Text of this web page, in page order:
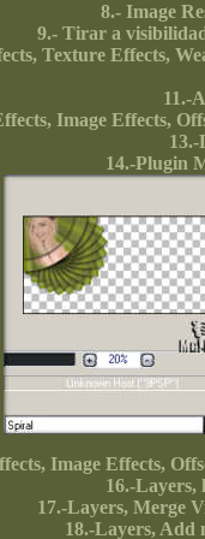
8.- Image
9.- Tirar a
Texture Effects,
11.-
Image Effects,
14.-Plugin
Image Effects,
16.-
17.-Layers, Merge
18.-Layers, Add